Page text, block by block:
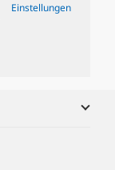
Einstellungen